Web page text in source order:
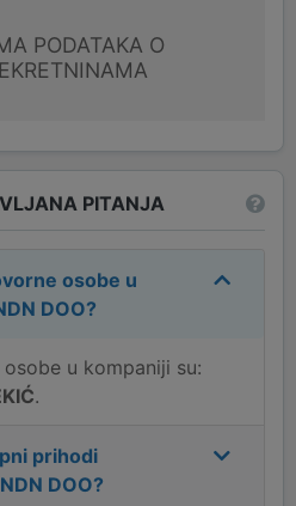
PODATAKA O
PITANJA
osobe u
DOO?
u kompaniji su:
.
prihodi
NDN DOO?